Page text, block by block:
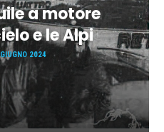
a motore
e le Alpi
2024